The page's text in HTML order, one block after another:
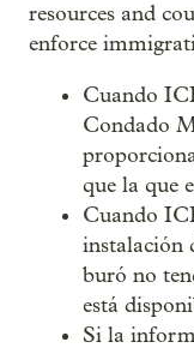
resources and
enforce
Cuando
Condado
que la que
Cuando
instalación
buró no
está
Si la